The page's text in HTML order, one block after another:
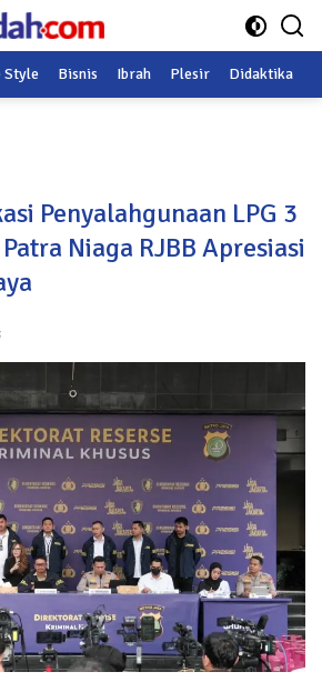
Style Bisnis Ibrah Plesir Didaktika
Penyalahgunaan LPG 3
Niaga RJBB Apresiasi